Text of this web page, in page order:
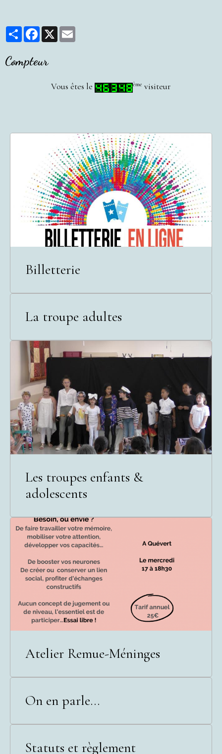
PartagerFacebook
X
Compteur
Vous êtes le ème visiteur
Billetterie
La troupe adultes
Les troupes enfants &
adolescents
Atelier Remue-Méninges
On en parle...
Statuts et règlement